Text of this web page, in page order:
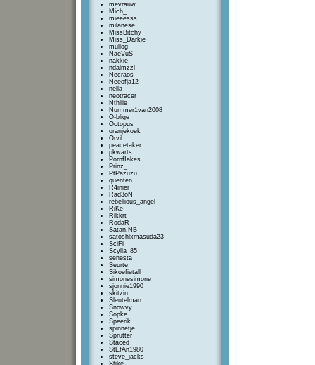
mevrauw
Mich_
mieeesss
milanese
MissBitchy
Miss_Darkie
mullog
NaeVuS
nakkie
ndalmzzl
Necraos
Neeofja12
nella
neotracer
Nthliie
Nummer1van2008
O-blige
Octopus
oranjekoek
Orvil
peacetaker
pkwarts
PornfIakes
Prinz_
PtPazuzu
quenten
R4inier
Rad3oN
rebellious_angel
RiKe
Rikkrt
RodaR
Satan.NB
satoshixmasuda23
SciFi
Scylla_85
senesta
Seurte
Sikoefietall
simonesimone
sjonnie1990
skitzin
Sleutelman
Snowvy
Sopke
Speerik
spinnetje
Sprutter
Staced
StEfAn1980
steve_jacks
Stike